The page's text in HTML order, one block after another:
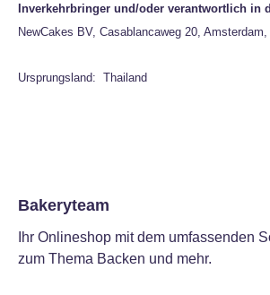
Inverkehrbringer und/oder verantwortlich in
NewCakes BV, Casablancaweg 20,
Ursprungsland: Thailand
Bakeryteam
Ihr Onlineshop mit dem umfassenden
zum Thema Backen und mehr.